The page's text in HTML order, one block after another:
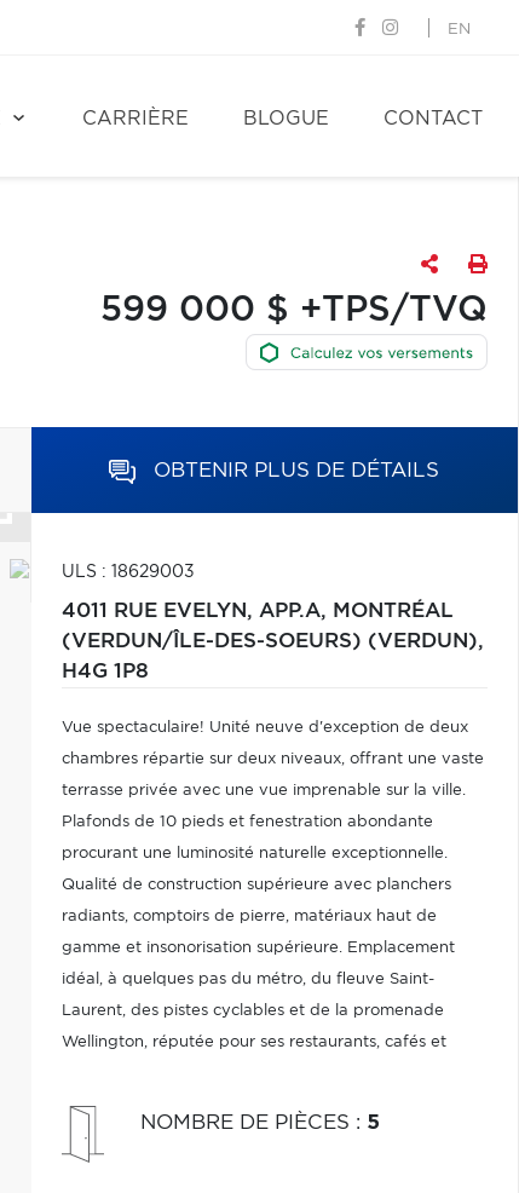
EN
CARRIÈRE BLOGUE CONTACT
599 000 $ +TPS/TVQ
OBTENIR PLUS DE DÉTAILS
ULS : 18629003
4011 RUE EVELYN, APP.A, MONTRÉAL
(VERDUN/ÎLE-DES-SOEURS) (VERDUN),
H4G 1P8
Vue spectaculaire! Unité neuve d'exception de deux
chambres répartie sur deux niveaux, offrant une vaste
terrasse privée avec une vue imprenable sur la ville.
Plafonds de 10 pieds et fenestration abondante
procurant une luminosité naturelle exceptionnelle.
Qualité de construction supérieure avec planchers
radiants, comptoirs de pierre, matériaux haut de
gamme et insonorisation supérieure. Emplacement
idéal, à quelques pas du métro, du fleuve Saint-
Laurent, des pistes cyclables et de la promenade
Wellington, réputée pour ses restaurants, cafés et
sont à moins de 5 minutes à vélo.
NOMBRE DE PIÈCES : 5